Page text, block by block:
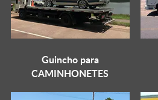
Guincho para
CAMINHONETES